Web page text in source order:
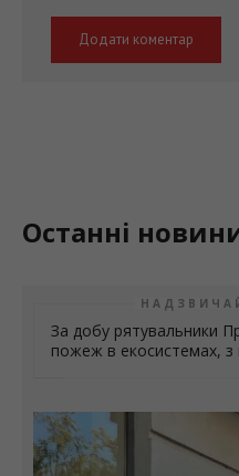
Останні
За добу рятувальники
пожеж в екосистемах, з